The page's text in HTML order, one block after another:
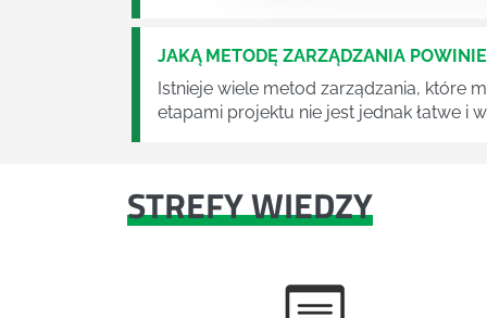
JAKĄ METODĘ ZARZĄDZANIA
Istnieje wiele metod zarządzania, które
etapami projektu nie jest jednak łatwe i
STREFY WIEDZY